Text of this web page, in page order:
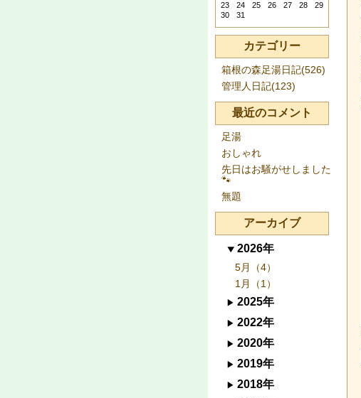
23
24 25 26 27 28
29
30
31
カテゴリー
箱根の森足湯日記(526)
管理人日記(123)
最近のコメント
足湯
おしゃれ
先日はお騒がせしました
🐾
無題
アーカイブ
2026年
5月（4）
1月（1）
2025年
2022年
2020年
2019年
2018年